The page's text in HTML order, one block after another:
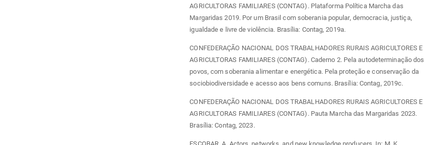
AGRICULTORAS FAMILIARES (CONTAG). Plataforma Política Marcha das
Margaridas 2019. Por um Brasil com soberania popular, democracia, justiça,
igualdade e livre de violência. Brasília: Contag, 2019a.
CONFEDERAÇÃO NACIONAL DOS TRABALHADORES RURAIS AGRICULTORES E
AGRICULTORAS FAMILIARES (CONTAG). Caderno 2. Pela autodeterminação dos
povos, com soberania alimentar e energética. Pela proteção e conservação da
sociobiodiversidade e acesso aos bens comuns. Brasília: Contag, 2019c.
CONFEDERAÇÃO NACIONAL DOS TRABALHADORES RURAIS AGRICULTORES E
AGRICULTORAS FAMILIARES (CONTAG). Pauta Marcha das Margaridas 2023.
Brasília: Contag, 2023.